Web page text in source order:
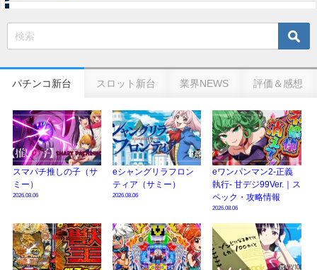
e獣王-獅子の一撃-｜スペック・攻略情報
の幸せ空間、好感触のフェアスタート、原作愛溢れる演出に感動 etc…
日遊協、ファン調査2025を発表｜使用金額中央値「1万円-3万円/1回」「遊技
歴20年以上が50％以上」等々…
【2025年】エイプリルフール話題（ネタ）まとめ｜ぱちんこパチスロ関連【4
月1日】
パチンコ新台 スロット新台 業界NEWS 評価＆感想
スマパチ推しの子（サ
ミー）
2026.08.06
eシャングリラフロン
ティア（サミー）
2026.08.06
eワンパンマン2-正義
執行- 甘デジ99Ver.｜ス
ペック・攻略情報
2026.08.06